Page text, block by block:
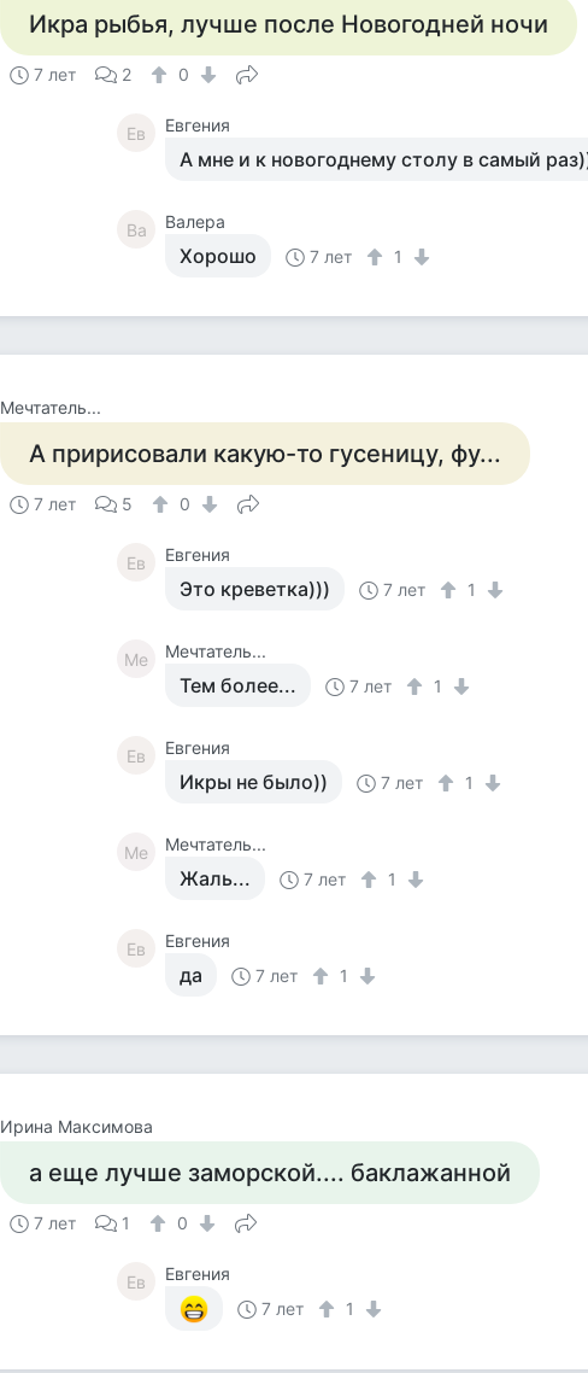
Икра рыбья, лучше после Новогодней ночи
7 лет 2 0
Ев Евгения
А мне и к новогоднему столу в самый
Ва Валера
Хорошо 7 лет 1
Мечтатель...
А пририсовали какую-то гусеницу, фу...
7 лет 5 0
Ев Евгения
Это креветка))) 7 лет 1
Ме Мечтатель...
Тем более... 7 лет 1
Ев Евгения
Икры не было)) 7 лет 1
Ме Мечтатель...
Жаль... 7 лет 1
Ев Евгения
да 7 лет 1
Ирина Максимова
а еще лучше заморской.... баклажанной
7 лет 1 0
Ев
Евгения
7 лет
1